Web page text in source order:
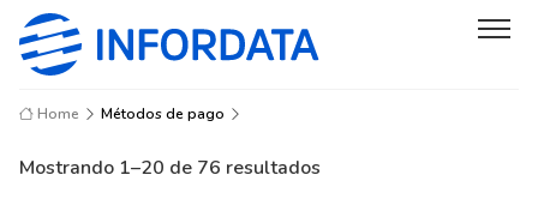
Home Métodos de pago
Mostrando 1–20 de 76 resultados